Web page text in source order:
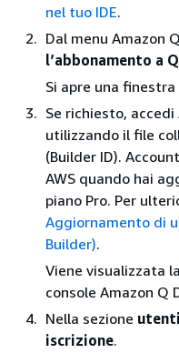
nel tuo IDE.
Dal menu Amazon
l’abbonamento a
Si apre una
Se richiesto, accedi
utilizzando il file
(Builder ID).
AWS quando hai
piano Pro. Per
Aggiornamento di
Builder).
Viene visualizzata
console Amazon Q
Nella sezione
iscrizione.